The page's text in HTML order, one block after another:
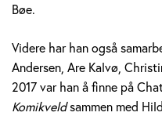
Bøe.
Videre har han også
Andersen, Are Kalvø,
2017 var han å finne på
Komikveldsammen med